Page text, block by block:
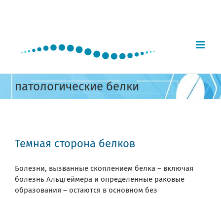
патологические белки
Темная сторона белков
Болезни, вызванные скоплением белка – включая
болезнь Альцгеймера и определенные раковые
образования – остаются в основном без